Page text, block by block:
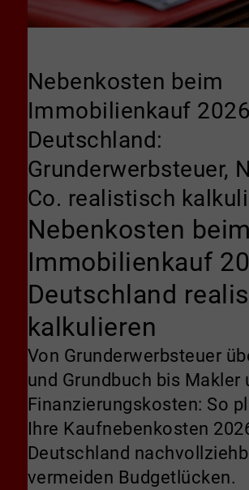
Nebenkosten beim
Immobilienkauf
Deutschland:
Grunderwerbsteuer,
Co. realistisch
Nebenkosten beim
Immobilienkauf
Deutschland
kalkulieren
Von Grunderwerbsteuer
und Grundbuch bis Makler
Finanzierungskosten: So
Ihre Kaufnebenkosten
Deutschland
vermeiden Budgetlücken.